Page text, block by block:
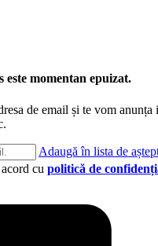
momentan epuizat.
de email și te vom anunța
Adaugă în lista de
cu politică de